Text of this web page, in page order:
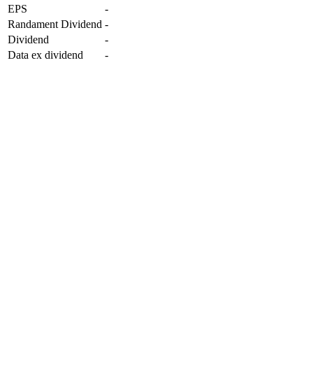
EPS
-
Randament Dividend -
Dividend
-
Data ex dividend
-